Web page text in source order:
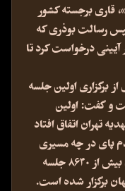
قاری برجسته کشور
رسالت بوذری که
آیینی درخواست کرد تا
برگزاری اولین جلسه
و گفت: اولین
تهران اتفاق افتاد
پای در چه مسیری
گذاشته‌ایم. در سالی که گذشت در محرم بیش از ۸۶۴۰ جلسه